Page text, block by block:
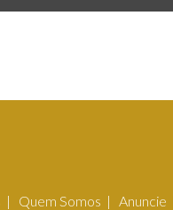
Quem Somos Anuncie